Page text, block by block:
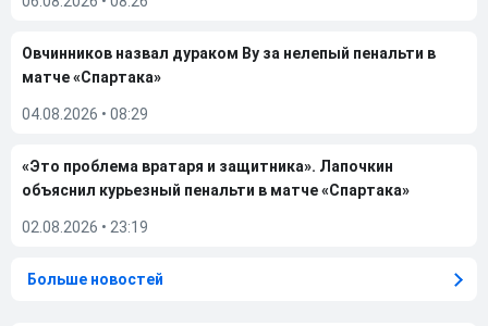
Овчинников назвал дураком Ву за нелепый пенальти в
матче «Спартака»
04.08.2026 • 08:29
«Это проблема вратаря и защитника». Лапочкин
объяснил курьезный пенальти в матче «Спартака»
02.08.2026 • 23:19
Больше новостей